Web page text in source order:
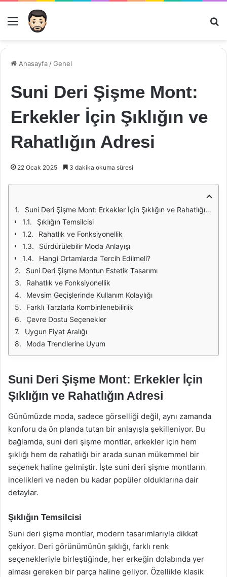
Menü
Anasayfa /Genel
Suni Deri Şişme Mont:
Erkekler İçin Şıklığın ve
Rahatlığın Adresi
22 Ocak 2025 3 dakika okuma süresi
Suni Deri Şişme Mont: Erkekler İçin Şıklığın ve Rahatlığın Adresi
Şıklığın Temsilcisi
Rahatlık ve Fonksiyonellik
Sürdürülebilir Moda Anlayışı
Hangi Ortamlarda Tercih Edilmeli?
Suni Deri Şişme Montun Estetik Tasarımı
Rahatlık ve Fonksiyonellik
Mevsim Geçişlerinde Kullanım Kolaylığı
Farklı Tarzlarla Kombinlenebilirlik
Çevre Dostu Seçenekler
Uygun Fiyat Aralığı
Moda Trendlerine Uyum
Suni Deri Şişme Mont: Erkekler İçin
Şıklığın ve Rahatlığın Adresi
Günümüzde moda, sadece görselliği değil, aynı zamanda
konforu da ön planda tutan bir anlayışla şekilleniyor. Bu
bağlamda, suni deri şişme montlar, erkekler için hem
şıklığı hem de rahatlığı bir arada sunan mükemmel bir
seçenek haline gelmiştir. İşte suni deri şişme montların
incelikleri ve neden bu kadar popüler olduklarına dair
detaylar.
Şıklığın Temsilcisi
Suni deri şişme montlar, modern tasarımlarıyla dikkat
çekiyor. Deri görünümünün şıklığı, farklı renk
seçenekleriyle birleştiğinde, her erkeğin dolabında yer
alması gereken bir parça haline geliyor. Özellikle klasik